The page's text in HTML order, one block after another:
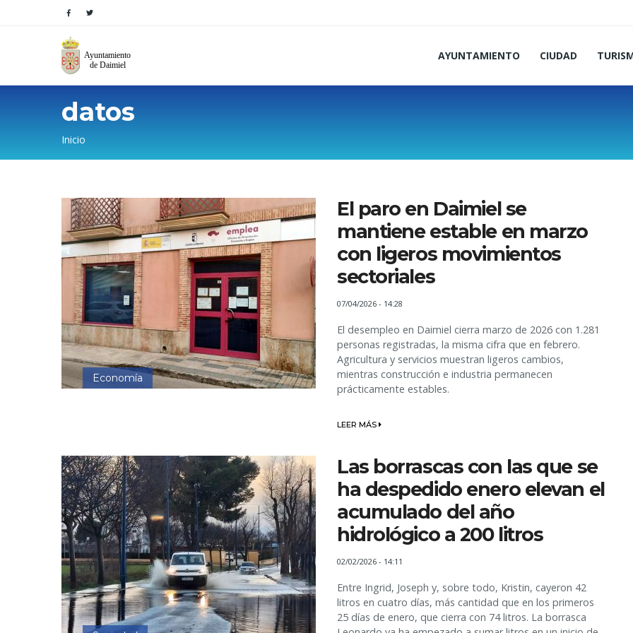
AYUNTAMIENTO CIUDAD
datos
Sobrescribir
de
ayuda
a
la
navegación
Inicio
Economía
El paro en Daimiel se
mantiene estable en marzo
con ligeros movimientos
sectoriales
07/04/2026 - 14:28
El desempleo en Daimiel cierra marzo de 2026 con 1.281
personas registradas, la misma cifra que en febrero.
Agricultura y servicios muestran ligeros cambios,
mientras construcción e industria permanecen
prácticamente estables.
LEER MÁS
Las borrascas con las que se
ha despedido enero elevan el
acumulado del año
hidrológico a 200 litros
02/02/2026 - 14:11
Entre Ingrid, Joseph y, sobre todo, Kristin, cayeron 42
litros en cuatro días, más cantidad que en los primeros
25 días de enero, que cierra con 74 litros. La borrasca